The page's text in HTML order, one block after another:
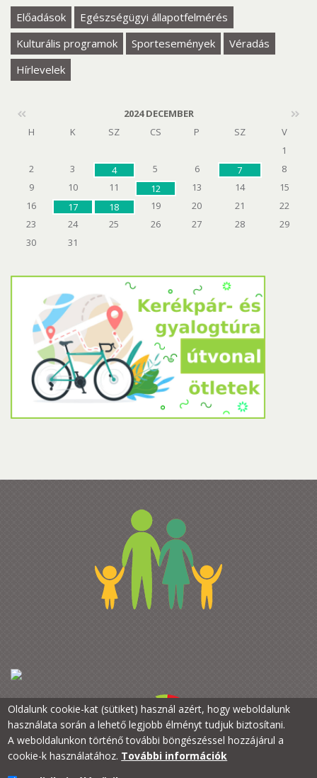
Előadások
Egészségügyi állapotfelmérés
Kulturális programok
Sportesemények
Véradás
Hírlevelek
H K SZ CS P SZ
V
1
2
3 4 5 6 7
8
9
10 11 12 13 14
15
16
17 18 19 20 21
22
23
24 25 26 27 28
29
30
31
2024 DECEMBER
Oldalunk cookie-kat (sütiket) használ azért, hogy weboldalunk
használata során a lehető legjobb élményt tudjuk biztosítani.
A weboldalunkon történő további böngészéssel hozzájárul a
cookie-k használatához. További információk